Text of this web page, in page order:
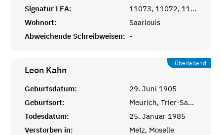
Signatur LEA:
11073, 11072, 11071
Wohnort:
Saarlouis
Abweichende Schreibweisen: -
Überlebend
Leon Kahn
Geburtsdatum:
29. Juni 1905
Geburtsort:
Meurich, Trier-Saarburg
Todesdatum:
25. Januar 1985
Verstorben in:
Metz, Moselle